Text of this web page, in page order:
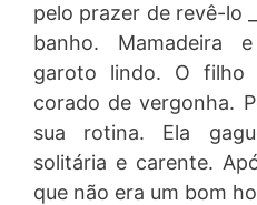
pelo prazer de revê-lo
banho. Mamadeira
garoto lindo. O filho
corado de vergonha.
sua rotina. Ela
solitária e carente.
que não era um bom